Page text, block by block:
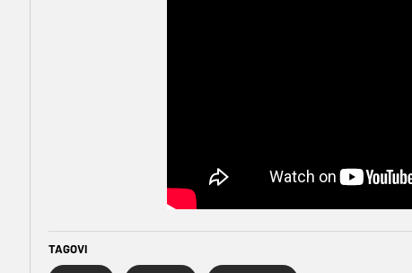
TAGOVI